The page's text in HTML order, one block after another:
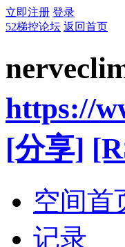
立即注册 登录
52梯控论坛 返回首页
https://
[分享]
空间首
记录